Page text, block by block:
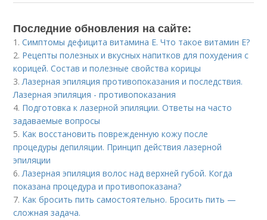
Последние обновления на сайте:
1.Симптомы дефицита витамина E. Что такое витамин Е?
2. Рецепты полезных и вкусных напитков для похудения с
корицей. Состав и полезные свойства корицы
3.Лазерная эпиляция противопоказания и последствия.
Лазерная эпиляция - противопоказания
4. Подготовка к лазерной эпиляции. Ответы на часто
задаваемые вопросы
5. Как восстановить поврежденную кожу после
процедуры депиляции. Принцип действия лазерной
эпиляции
6.Лазерная эпиляция волос над верхней губой. Когда
показана процедура и противопоказана?
7. Как бросить пить самостоятельно. Бросить пить —
сложная задача.